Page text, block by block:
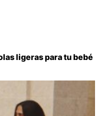
ligeras para tu bebé